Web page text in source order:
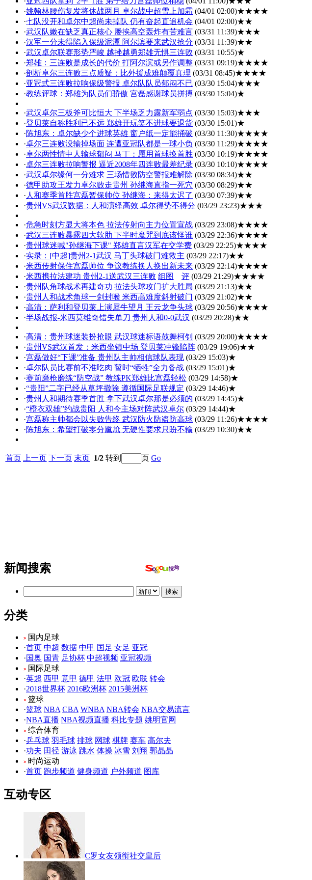
·姚翰林腰伤复发将休战两月 卓尔战中超雪上加霜 (04/01 02:00)★★★★
·七队没开和卓尔中超尚未掉队 仍有奋起直追机会 (04/01 02:00)★★
·武汉队嫩在缺乏真正核心 屡挨高空轰炸有苦难言 (03/31 11:39)★★★
·汉军一分未得陷入保级泥潭 阿尔滨要来武汉抢分 (03/31 11:39)★★
·武汉卓尔联赛形势严峻 越挫越勇郑雄无惧三连败 (03/31 10:55)★
·郑雄：三连败是成长的代价 打阿尔滨或另作调整 (03/31 09:19)★★★★
·剖析卓尔三连败三点质疑：比外援成难颠覆真理 (03/31 08:45)★★★★
·亚冠式三连败拉响保级警报 卓尔队队员郁闷不已 (03/30 15:04)★★★
·教练评球：郑雄为队员们骄傲 宫磊感谢球员拼搏 (03/30 15:04)★
·武汉卓尔三板斧可比恒大 下半场乏力露新军弱点 (03/30 15:03)★★★
·登贝莱自称胜利已不远 郑雄开玩笑不进球要退货 (03/30 15:01)★
·陈旭东：卓尔缺少个进球英雄 窗户纸一定能捅破 (03/30 11:30)★★★★
·卓尔三连败没输掉场面 连遭亚冠队都是一球小负 (03/30 11:29)★★★★
·卓尔两性情中人输球郁闷 马丁：愿用首球换首胜 (03/30 10:19)★★★★
·卓尔三连败拉响警报 逼近2008年四连败最差纪录 (03/30 10:10)★★★★
·武汉卓尔缘何一分难求 三场惜败防空警报难解除 (03/30 08:34)★★
·德甲助攻王发力卓尔败走贵州 孙继海直指一死穴 (03/30 08:29)★★
· 人和赛季首胜宫磊暂保帅位 孙继海：来得太迟了 (03/30 07:39)★★
·贵州VS武汉数据：人和演绎高效 卓尔得势不得分 (03/29 23:23)★★★
·危急时刻方显大将本色 拉法传射向主力位置宣战 (03/29 23:08)★★★★
·武汉三连败暴露四大软肋 下半时魔咒到底该怪谁 (03/29 22:36)★★★★
·贵州球迷喊"孙继海下课" 郑雄直言汉军在交学费 (03/29 22:25)★★★★
·实录：[中超]贵州2-1武汉 马丁头球破门难救主 (03/29 22:17)★★
·米西传射保住宫磊帅位 争议教练换人换出新未来 (03/29 22:14)★★★★
·米西携拉法建功 贵州2-1送武汉三连败 组图 评 (03/29 21:29)★★★★
·贵州队角球战术再建奇功 拉法头球攻门扩大胜局 (03/29 21:13)★★
·贵州人和战术角球一剑封喉 米西高难度斜射破门 (03/29 21:02)★★
·高清：萨利和登贝莱上演犀牛望月 王云龙争头球 (03/29 20:56)★★★★
·半场战报-米西莫维奇错失单刀 贵州人和0-0武汉 (03/29 20:28)★★
·高清：贵州球迷装扮抢眼 武汉球迷标语鼓舞柯钊 (03/29 20:00)★★★★
·贵州VS武汉首发：米西坐镇中场 登贝莱冲锋陷阵 (03/29 19:06)★★
·宫磊做好“下课”准备 贵州队主帅相信球队表现 (03/29 15:03)★
·卓尔队员比赛前不准吃肉 暂时“牺牲”全力备战 (03/29 15:01)★
·赛前磨枪磨练“防空战” 教练PK郑雄比宫磊轻松 (03/29 14:58)★
·“贵阳”二字已经从草坪撤除 遵循国际足联规定 (03/29 14:46)★
·贵州人和期待赛季首胜 拿下武汉卓尔那是必须的 (03/29 14:45)★
·“橙衣双雄”约战贵阳 人和今主场对阵武汉卓尔 (03/29 14:44)★
·宫磊称主帅都会以失败告终 武汉防火防盗防高球 (03/29 11:26)★★★★
·陈旭东：希望打破零分尴尬 无硬性要求只盼不输 (03/29 10:30)★★
首页 上一页 下一页 末页 1/2 转到 页 Go
新闻搜索
分类
国内足球
·首页 中超 数据 中甲 国足 女足 亚冠
·国奥 国青 足协杯 中超视频 亚冠视频
国际足球
·英超 西甲 意甲 德甲 法甲 欧冠 欧联 转会
·2018世界杯 2016欧洲杯 2015美洲杯
篮球
·篮球 NBA CBA WNBA NBA转会 NBA交易流言
·NBA直播 NBA视频直播 科比专题 姚明官网
综合体育
·乒乓球 羽毛球 排球 网球 棋牌 赛车 高尔夫
·功夫 田径 游泳 跳水 体操 冰雪 刘翔 郭晶晶
时尚运动
·首页 跑步频道 健身频道 户外频道 图库
互动专区
C罗女友领衔社交皇后